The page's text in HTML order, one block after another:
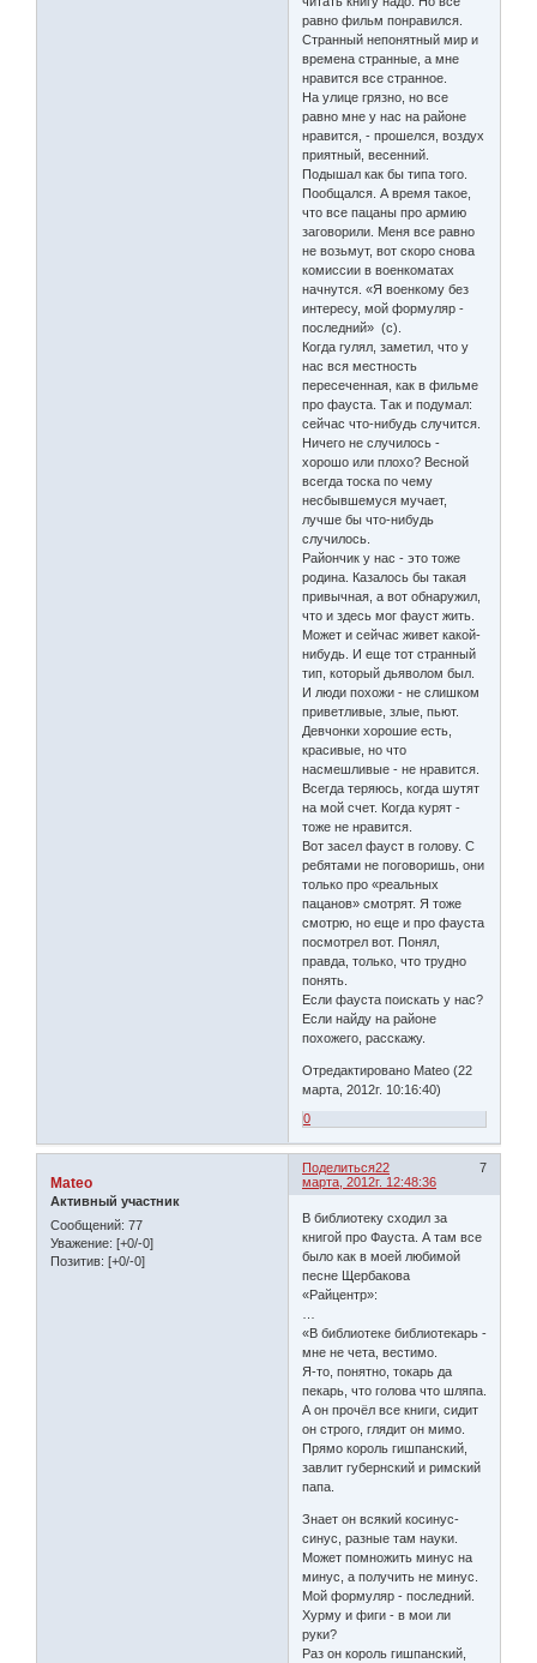
равно фильм понравился.
Странный непонятный мир и
времена странные, а мне
нравится все странное.
На улице грязно, но все
равно мне у нас на районе
нравится, - прошелся, воздух
приятный, весенний.
Подышал как бы типа того.
Пообщался. А время такое,
что все пацаны про армию
заговорили. Меня все равно
не возьмут, вот скоро снова
комиссии в военкоматах
начнутся. «Я военкому без
интересу, мой формуляр -
последний» (с).
Когда гулял, заметил, что у
нас вся местность
пересеченная, как в фильме
про фауста. Так и подумал:
сейчас что-нибудь случится.
Ничего не случилось -
хорошо или плохо? Весной
всегда тоска по чему
несбывшемуся мучает,
лучше бы что-нибудь
случилось.
Райончик у нас - это тоже
родина. Казалось бы такая
привычная, а вот обнаружил,
что и здесь мог фауст жить.
Может и сейчас живет какой-
нибудь. И еще тот странный
тип, который дьяволом был.
И люди похожи - не слишком
приветливые, злые, пьют.
Девчонки хорошие есть,
красивые, но что
насмешливые - не нравится.
Всегда теряюсь, когда шутят
на мой счет. Когда курят -
тоже не нравится.
Вот засел фауст в голову. С
ребятами не поговоришь, они
только про «реальных
пацанов» смотрят. Я тоже
смотрю, но еще и про фауста
посмотрел вот. Понял,
правда, только, что трудно
понять.
Если фауста поискать у нас?
Если найду на районе
похожего, расскажу.
Отредактировано Mateo (22
марта, 2012г. 10:16:40)
0
Поделиться 7
22
марта, 2012г. 12:48:36
Mateo
Активный участник
Сообщений: 77
Уважение: [+0/-0]
Позитив: [+0/-0]
В библиотеку сходил за
книгой про Фауста. А там все
было как в моей любимой
песне Щербакова
«Райцентр»:
«В библиотеке библиотекарь -
мне не чета, вестимо.
Я-то, понятно, токарь да
пекарь, что голова что шляпа.
А он прочёл все книги, сидит
он строго, глядит он мимо.
Прямо король гишпанский,
завлит губернский и римский
папа.
Знает он всякий косинус-
синус, разные там науки.
Может помножить минус на
минус, а получить не минус.
Мой формуляр - последний.
Хурму и фиги - в мои ли
руки?
Раз он король гишпанский,